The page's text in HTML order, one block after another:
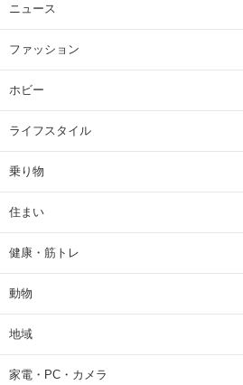
ニュース
ファッション
ホビー
ライフスタイル
乗り物
住まい
健康・筋トレ
動物
地域
家電・PC・カメラ